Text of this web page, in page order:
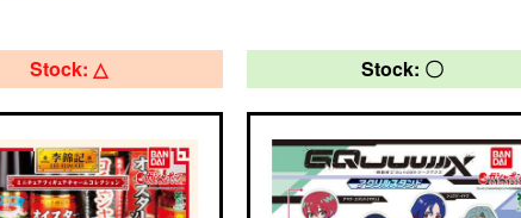
Stock: △ Stock: 〇